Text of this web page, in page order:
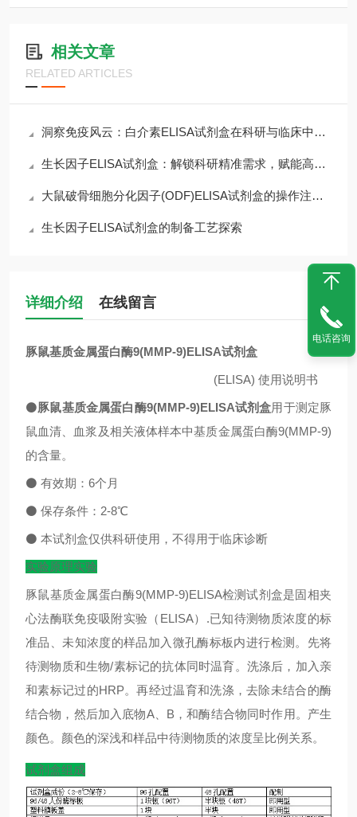
相关文章
RELATED ARTICLES
洞察免疫风云：白介素ELISA试剂盒在科研与临床中的核心价值
生长因子ELISA试剂盒：解锁科研精准需求，赋能高效检测核心优势
大鼠破骨细胞分化因子(ODF)ELISA试剂盒的操作注意事项
生长因子ELISA试剂盒的制备工艺探索
详细介绍 在线留言
豚鼠基质金属蛋白酶9(MMP-9)ELISA试剂盒
(ELISA) 使用说明书
⚫豚鼠基质金属蛋白酶9(MMP-9)ELISA试剂盒用于测定豚
鼠血清、血浆及相关液体样本中基质金属蛋白酶9(MMP-9)
的含量。
⚫ 有效期： 6个月
⚫ 保存条件： 2-8℃
⚫ 本试剂盒仅供科研使用，不得用于临床诊断
实验原理实验
豚鼠基质金属蛋白酶9(MMP-9)ELISA检测试剂盒是固相夹
心法酶联免疫吸附实验（ELISA）.已知待测物质浓度的标
准品、未知浓度的样品加入微孔酶标板内进行检测。先将
待测物质和生物/素标记的抗体同时温育。洗涤后，加入亲
和素标记过的HRP。再经过温育和洗涤，去除未结合的酶
结合物，然后加入底物A、B，和酶结合物同时作用。产生
颜色。颜色的深浅和样品中待测物质的浓度呈比例关系。
试剂盒组成
电话咨询